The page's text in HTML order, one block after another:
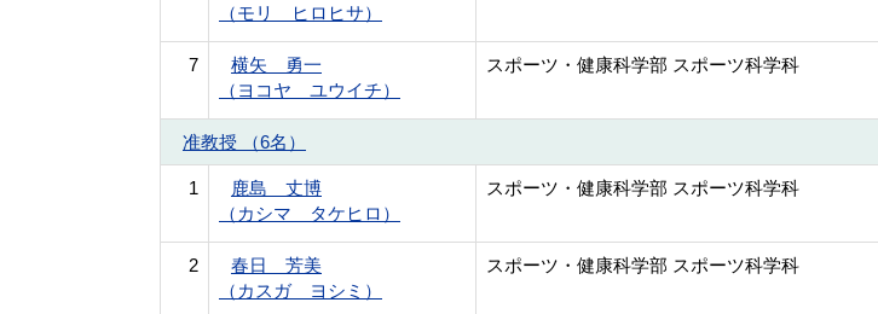
（モリ ヒロヒサ）
7
横矢 勇一
（ヨコヤ ユウイチ）
スポーツ・健康科学部 スポーツ科学科
准教授 （6名）
1
鹿島 丈博
（カシマ タケヒロ）
スポーツ・健康科学部 スポーツ科学科
2
春日 芳美
（カスガ ヨシミ）
スポーツ・健康科学部 スポーツ科学科